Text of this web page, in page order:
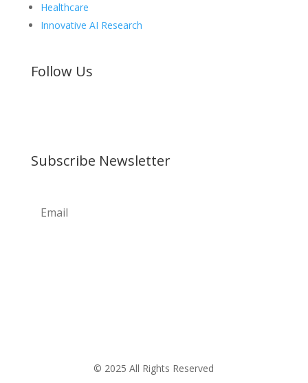
Healthcare
Innovative AI Research
Follow Us
Subscribe Newsletter
© 2025 All Rights Reserved